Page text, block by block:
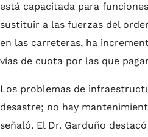
está capacitada para
sustituir a las fuerzas del
en las carreteras, ha
vías de cuota por las que
Los problemas de
desastre; no hay
señaló. El Dr. Garduño